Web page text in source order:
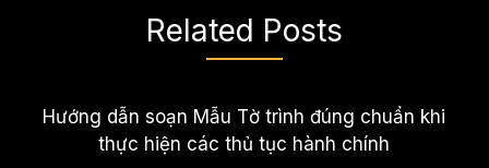
Related Posts
Hướng dẫn soạn Mẫu Tờ trình đúng chuẩn khi
thực hiện các thủ tục hành chính